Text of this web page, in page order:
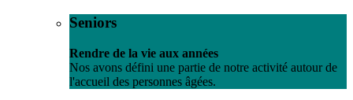
Seniors
Rendre de la vie aux années
Nos avons défini une partie de notre activité autour de
l'accueil des personnes âgées.